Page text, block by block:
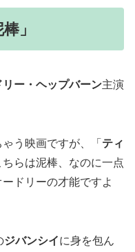
」
リー・ヘップバーン主演
う映画ですが、「 ティ
ちらは泥棒、なのに一点
ドリーの才能ですよ
ジバンシイに身を包ん